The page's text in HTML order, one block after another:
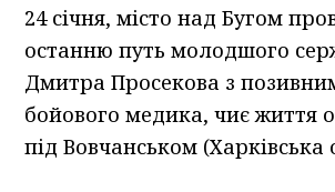
24 січня, місто над Бугом
останню путь молодшого
Дмитра Просекова з позивним
бойового медика, чиє життя
під Вовчанськом (Харківська